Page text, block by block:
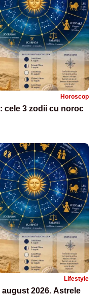
Horoscop
cele 3 zodii cu noroc
Lifestyle
2026. Astrele